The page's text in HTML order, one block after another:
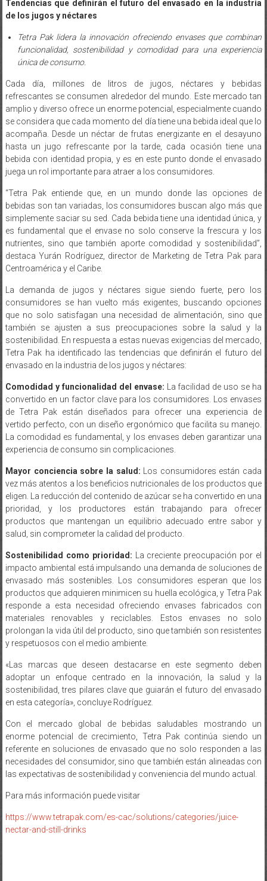
Tendencias que definirán el futuro del envasado en la industria
de los jugos y néctares
Tetra Pak lidera la innovación ofreciendo envases que combinan
funcionalidad, sostenibilidad y comodidad para una experiencia
única de consumo.
Cada día, millones de litros de jugos, néctares y bebidas
refrescantes se consumen alrededor del mundo. Este mercado tan
amplio y diverso ofrece un enorme potencial, especialmente cuando
se considera que cada momento del día tiene una bebida ideal que lo
acompaña. Desde un néctar de frutas energizante en el desayuno
hasta un jugo refrescante por la tarde, cada ocasión tiene una
bebida con identidad propia, y es en este punto donde el envasado
juega un rol importante para atraer a los consumidores.
“Tetra Pak entiende que, en un mundo donde las opciones de
bebidas son tan variadas, los consumidores buscan algo más que
simplemente saciar su sed. Cada bebida tiene una identidad única, y
es fundamental que el envase no solo conserve la frescura y los
nutrientes, sino que también aporte comodidad y sostenibilidad”,
destaca Yurán Rodríguez, director de Marketing de Tetra Pak para
Centroamérica y el Caribe.
La demanda de jugos y néctares sigue siendo fuerte, pero los
consumidores se han vuelto más exigentes, buscando opciones
que no solo satisfagan una necesidad de alimentación, sino que
también se ajusten a sus preocupaciones sobre la salud y la
sostenibilidad. En respuesta a estas nuevas exigencias del mercado,
Tetra Pak ha identificado las tendencias que definirán el futuro del
envasado en la industria de los jugos y néctares:
Comodidad y funcionalidad del envase: La facilidad de uso se ha
convertido en un factor clave para los consumidores. Los envases
de Tetra Pak están diseñados para ofrecer una experiencia de
vertido perfecto, con un diseño ergonómico que facilita su manejo.
La comodidad es fundamental, y los envases deben garantizar una
experiencia de consumo sin complicaciones.
Mayor conciencia sobre la salud: Los consumidores están cada
vez más atentos a los beneficios nutricionales de los productos que
eligen. La reducción del contenido de azúcar se ha convertido en una
prioridad, y los productores están trabajando para ofrecer
productos que mantengan un equilibrio adecuado entre sabor y
salud, sin comprometer la calidad del producto.
Sostenibilidad como prioridad:
La creciente preocupación por el
impacto ambiental está impulsando una demanda de soluciones de
envasado más sostenibles. Los consumidores esperan que los
productos que adquieren minimicen su huella ecológica, y Tetra Pak
responde a esta necesidad ofreciendo envases fabricados con
materiales renovables y reciclables. Estos envases no solo
prolongan la vida útil del producto, sino que también son resistentes
y respetuosos con el medio ambiente.
«Las marcas que deseen destacarse en este segmento deben
adoptar un enfoque centrado en la innovación, la salud y la
sostenibilidad, tres pilares clave que guiarán el futuro del envasado
en esta categoría», concluye Rodríguez.
Con el mercado global de bebidas saludables mostrando un
enorme potencial de crecimiento, Tetra Pak continúa siendo un
referente en soluciones de envasado que no solo responden a las
necesidades del consumidor, sino que también están alineadas con
las expectativas de sostenibilidad y conveniencia del mundo actual.
Para más información puede visitar
https://www.tetrapak.com/es-cac/solutions/categories/juice-
nectar-and-still-drinks